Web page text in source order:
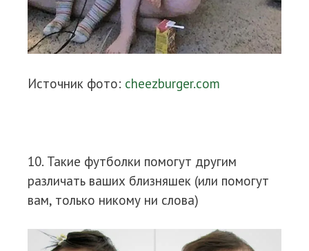
Источник фото: cheezburger.com
10. Такие футболки помогут другим
различать ваших близняшек (или помогут
вам, только никому ни слова)